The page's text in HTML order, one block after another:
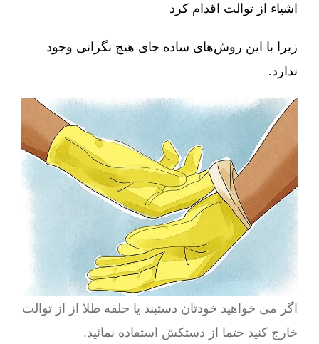
اشیاء از توالت اقدام کرد
زیرا با این روش‌های ساده جای هیچ نگرانی وجود
ندارد.
اگر می خواهید خودتان دستبند یا حلقه طلا از از توالت
خارج کنید حتما از دستکش استفاده نمائید.